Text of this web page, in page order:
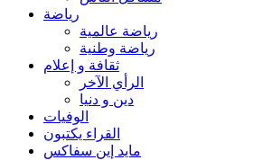
رياضة
رياضة عالمية
رياضة وطنية
ثقافة و إعلام
الرأي الآخر
دين و دنيا
الوفيات
القراء يكتبون
مايد إين سفاكس